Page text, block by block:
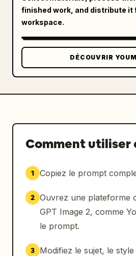
finished work, and distribute it
workspace.
DÉCOUVRIR
Comment utiliser
1 Copiez le prompt
2 Ouvrez une plateforme
GPT Image 2, comme
le prompt.
3
Modifiez le sujet, le